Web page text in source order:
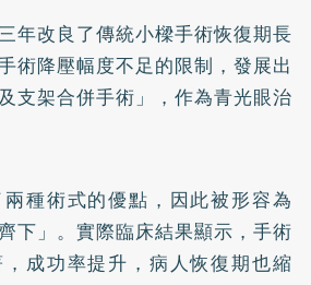
年改良了傳統小樑手術恢復期長
術降壓幅度不足的限制，發展出
支架合併手術」，作為青光眼治
種術式的優點，因此被形容為
下」。實際臨床結果顯示，手術
成功率提升，病人恢復期也縮